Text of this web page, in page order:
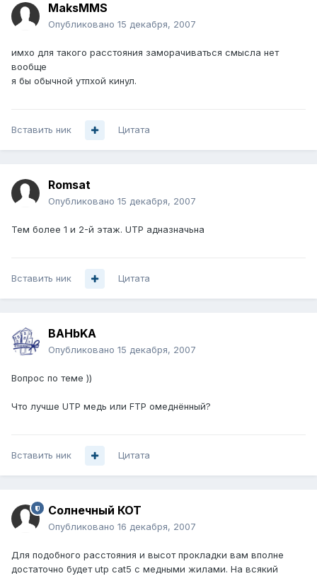
MaksMMS
Опубликовано 15 декабря, 2007
имхо для такого расстояния заморачиваться смысла нет
вообще
я бы обычной утпхой кинул.
Вставить ник Цитата
Romsat
Опубликовано 15 декабря, 2007
Тем более 1 и 2-й этаж. UTP адназначьна
Вставить ник Цитата
BAHbKA
Опубликовано 15 декабря, 2007
Вопрос по теме ))
Что лучше UTP медь или FTP омеднённый?
Вставить ник Цитата
Солнечный КОТ
Опубликовано 16 декабря, 2007
Для подобного расстояния и высот прокладки вам вполне
достаточно будет utp cat5 с медными жилами. На всякий